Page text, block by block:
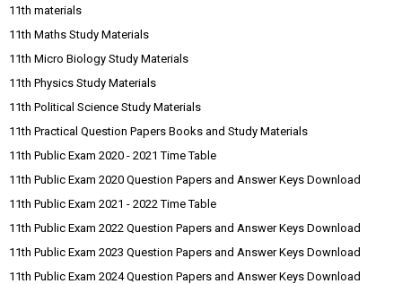
11th materials
11th Maths Study Materials
11th Micro Biology Study Materials
11th Physics Study Materials
11th Political Science Study Materials
11th Practical Question Papers Books and Study Materials
11th Public Exam 2020 - 2021 Time Table
11th Public Exam 2020 Question Papers and Answer Keys Download
11th Public Exam 2021 - 2022 Time Table
11th Public Exam 2022 Question Papers and Answer Keys Download
11th Public Exam 2023 Question Papers and Answer Keys Download
11th Public Exam 2024 Question Papers and Answer Keys Download